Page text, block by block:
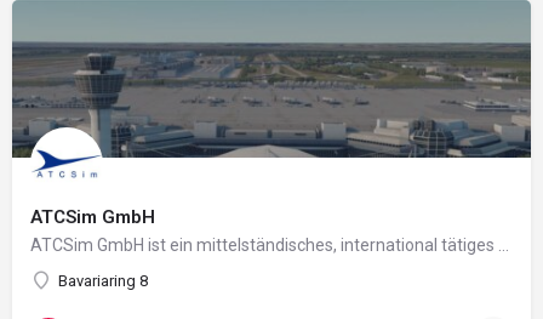
ATCSim GmbH
Bavariaring 8